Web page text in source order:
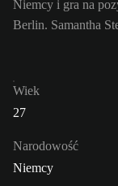
Niemcy i gra na
Berlin. Samantha
Wiek
27
Narodowość
Niemcy